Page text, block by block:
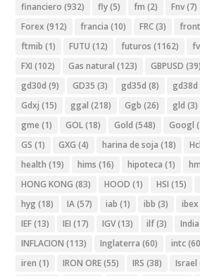
financiero (932) fly(5) fm (2) Fnv(7)
Forex (912) francia (10) FRC(3)
ftmib (1) FUTU (12) futuros (1162)
FXI (102) Gas natural (123) GBPUSD (39)
gd30d (9) GD35 (3) gd35d (8) gd38d
Gdxj (15) ggal (218) Ggb (26) gld (3)
gme (1) GOL(18) Gold (548) Googl
GS (1) GXG (4) harina de soja (18)
health (19) hims (16) hipoteca (1)
HONG KONG (83) HOOD (1) HSI (15)
hyg (18) IA(57) iab (1) ibb (3) ibex
IEF(13) IEI (17) IGV(13) ilf(3) India
INFLACION (113) Inglaterra (60) intc
iren (1) IRON ORE(55) IRS (38) Israel